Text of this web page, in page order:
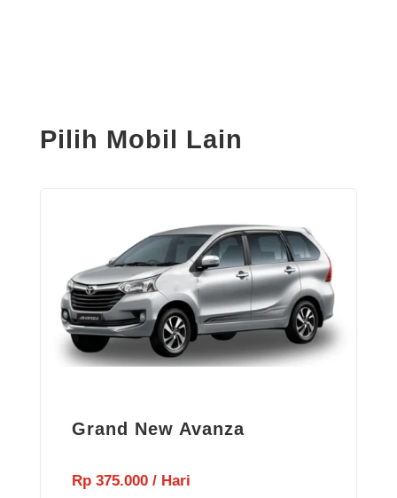
Pilih Mobil Lain
Grand New Avanza
Rp 375.000 / Hari